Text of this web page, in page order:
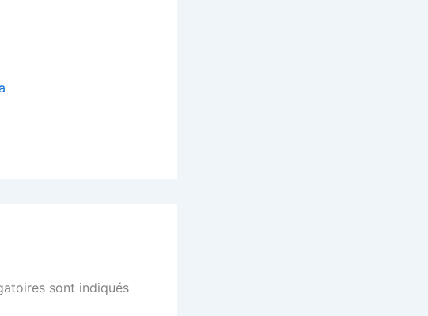
sont indiqués